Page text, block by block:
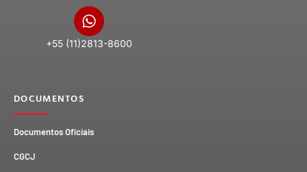
+55 (11)2813-8600
DOCUMENTOS
Documentos Oficiais
CGCJ